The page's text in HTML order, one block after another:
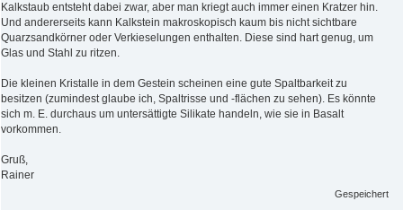
Kalkstaub entsteht dabei zwar, aber man kriegt auch immer einen Kratzer hin.
Und andererseits kann Kalkstein makroskopisch kaum bis nicht sichtbare
Quarzsandkörner oder Verkieselungen enthalten. Diese sind hart genug, um
Glas und Stahl zu ritzen.
Die kleinen Kristalle in dem Gestein scheinen eine gute Spaltbarkeit zu
besitzen (zumindest glaube ich, Spaltrisse und -flächen zu sehen). Es könnte
sich m. E. durchaus um untersättigte Silikate handeln, wie sie in Basalt
vorkommen.
Gruß,
Rainer
Gespeichert